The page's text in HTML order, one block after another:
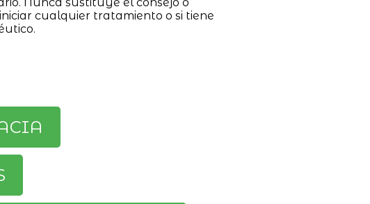
cualquier tratamiento o si tiene